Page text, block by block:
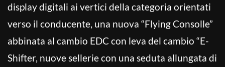
display digitali ai vertici della categoria orientati
verso il conducente, una nuova “Flying Consolle”
abbinata al cambio EDC con leva del cambio “E-
Shifter, nuove sellerie con una seduta allungata di